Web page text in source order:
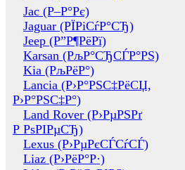
Jac (Р–Р°Рє)
Jaguar (РЇРіСѓР°СЂ)
Jeep (Р”Р¶РёРї)
Karsan (РљР°СЂСЃР°РЅ)
Kia (РљРёР°)
Lancia (Р›Р°РЅС‡РёСЏ,
Р›Р°РЅС‡Р°)
Land Rover (Р›РµРЅРґ
Р РѕРІРµСЂ)
Lexus (Р›РµРєСЃСѓСЃ)
Liaz (Р›РёР°Р·)